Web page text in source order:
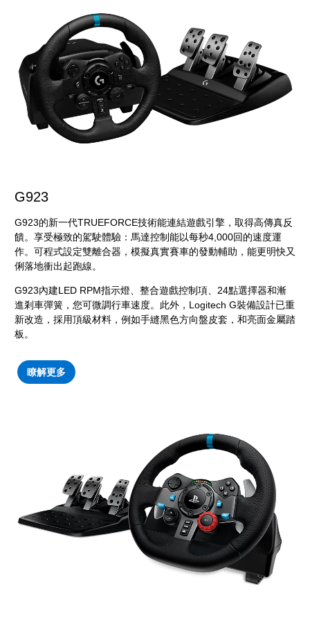
G923
G923的新一代TRUEFORCE技術能連結遊戲引擎，取得高傳真反
饋。享受極致的駕駛體驗：馬達控制能以每秒4,000回的速度運
作。 可程式設定雙離合器，模擬真實賽車的發動輔助，能更明快又
俐落地衝出起跑線。
G923內建LED RPM指示燈、整合遊戲控制項、24點選擇器和漸
進剎車彈簧，您可微調行車速度。此外，Logitech G裝備設計已重
新改造，採用頂級材料，例如手縫黑色方向盤皮套，和亮面金屬踏
板。
瞭解更多